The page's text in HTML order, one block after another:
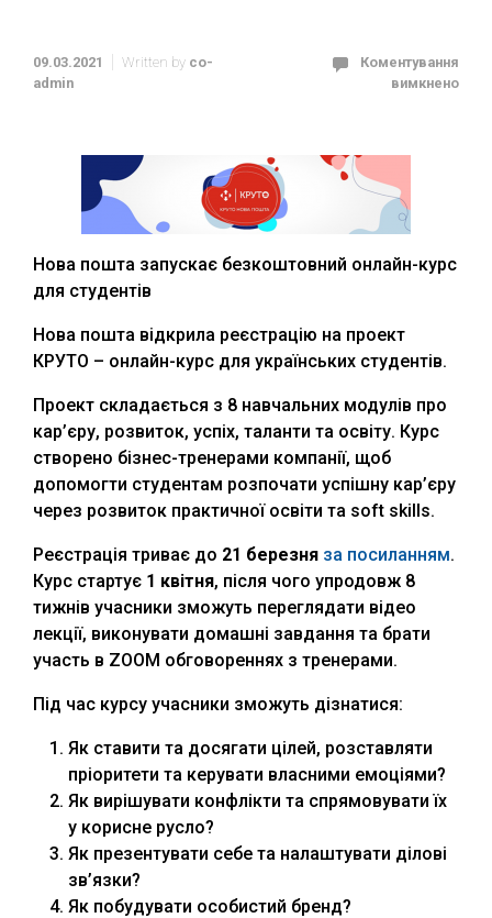
09.03.2021 Written by co-
admin
Коментування
вимкнено
Нова пошта запускає безкоштовний онлайн-курс
для студентів
Нова пошта відкрила реєстрацію на проект
КРУТО – онлайн-курс для українських студентів.
Проект складається з 8 навчальних модулів про
кар’єру, розвиток, успіх, таланти та освіту. Курс
створено бізнес-тренерами компанії, щоб
допомогти студентам розпочати успішну кар’єру
через розвиток практичної освіти та soft skills.
Реєстрація триває до 21 березня за посиланням.
Курс стартує 1 квітня, після чого упродовж 8
тижнів учасники зможуть переглядати відео
лекції, виконувати домашні завдання та брати
участь в ZOOM обговореннях з тренерами.
Під час курсу учасники зможуть дізнатися:
Як ставити та досягати цілей, розставляти
пріоритети та керувати власними емоціями?
Як вирішувати конфлікти та спрямовувати їх
у корисне русло?
Як презентувати себе та налаштувати ділові
зв’язки?
Як побудувати особистий бренд?